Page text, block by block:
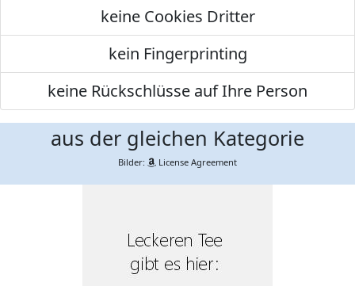
keine Cookies Dritter
kein Fingerprinting
keine Rückschlüsse auf Ihre Person
aus der gleichen Kategorie
Bilder: License Agreement